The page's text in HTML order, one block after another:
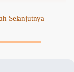
Selanjutnya